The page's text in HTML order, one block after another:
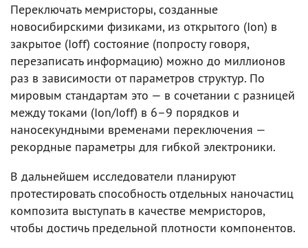
Переключать мемристоры, созданные
новосибирскими физиками, из открытого (Ion) в
закрытое (Ioff) состояние (попросту говоря,
перезаписать информацию) можно до миллионов
раз в зависимости от параметров структур. По
мировым стандартам это — в сочетании с разницей
между токами (Ion/Ioff) в 6–9 порядков и
наносекундными временами переключения —
рекордные параметры для гибкой электроники.
В дальнейшем исследователи планируют
протестировать способность отдельных наночастиц
композита выступать в качестве мемристоров,
чтобы достичь предельной плотности компонентов.